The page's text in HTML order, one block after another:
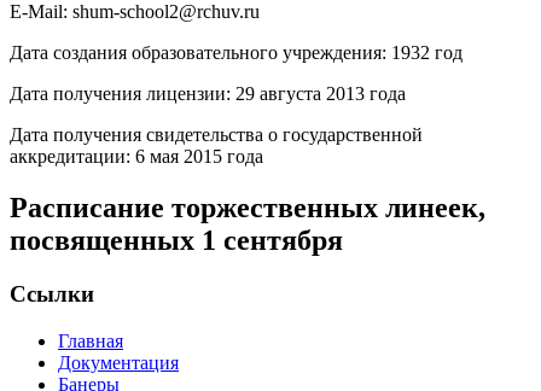
E-Mail: shum-school2@rchuv.ru
Дата создания образовательного учреждения: 1932 год
Дата получения лицензии: 29 августа 2013 года
Дата получения свидетельства о государственной
аккредитации: 6 мая 2015 года
Расписание торжественных линеек,
посвященных 1 сентября
Ссылки
Главная
Документация
Банеры